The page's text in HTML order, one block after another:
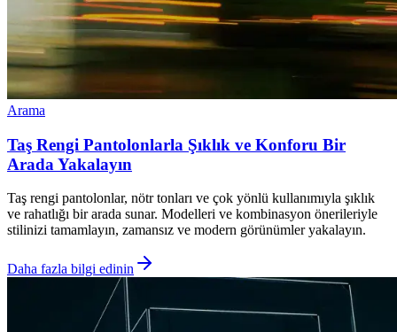
Arama
Taş Rengi Pantolonlarla Şıklık ve Konforu Bir
Arada Yakalayın
Taş rengi pantolonlar, nötr tonları ve çok yönlü kullanımıyla şıklık
ve rahatlığı bir arada sunar. Modelleri ve kombinasyon önerileriyle
stilinizi tamamlayın, zamansız ve modern görünümler yakalayın.
Daha fazla bilgi edinin